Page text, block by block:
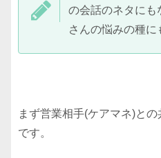
の会話のネタにも
さんの悩みの種に
まず営業相手(ケアマネ)と
です。